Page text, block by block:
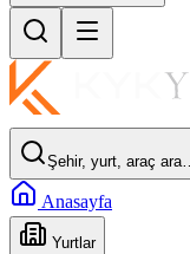
Şehir, yurt, araç ara…
Anasayfa
Yurtlar